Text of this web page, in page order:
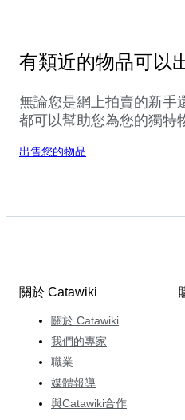
有類近的物品可以
無論您是網上拍賣的新手
都可以幫助您為您的獨特
出售您的物品
關於 Catawiki
關於 Catawiki
我們的專家
職業
媒體報導
與Catawiki合作